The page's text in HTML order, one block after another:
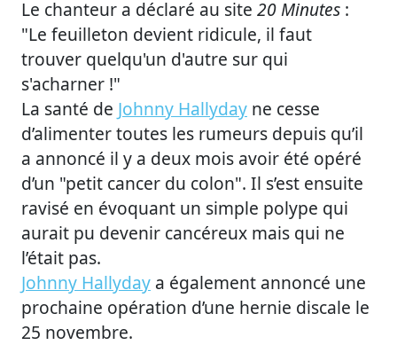
Le chanteur a déclaré au site 20 Minutes :
"Le feuilleton devient ridicule, il faut
trouver quelqu'un d'autre sur qui
s'acharner !"
La santé de Johnny Hallyday ne cesse
d’alimenter toutes les rumeurs depuis qu’il
a annoncé il y a deux mois avoir été opéré
d’un "petit cancer du colon". Il s’est ensuite
ravisé en évoquant un simple polype qui
aurait pu devenir cancéreux mais qui ne
l’était pas.
Johnny Hallyday a également annoncé une
prochaine opération d’une hernie discale le
25 novembre.